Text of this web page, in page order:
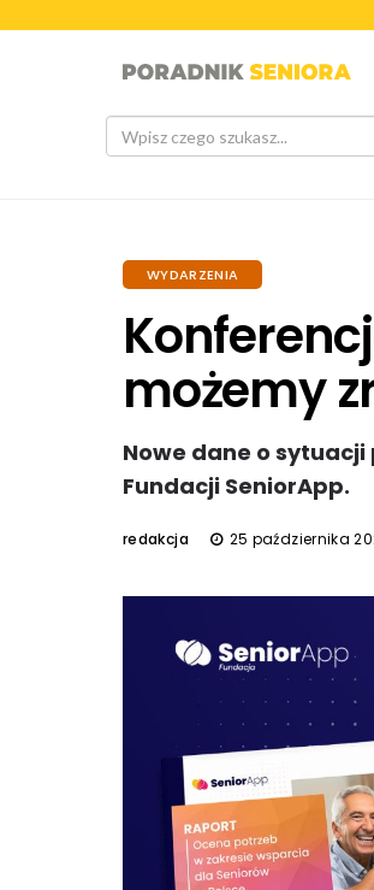
WYDARZENIA
możemy
Nowe dane o
Fundacji SeniorApp.
redakcja 25 października